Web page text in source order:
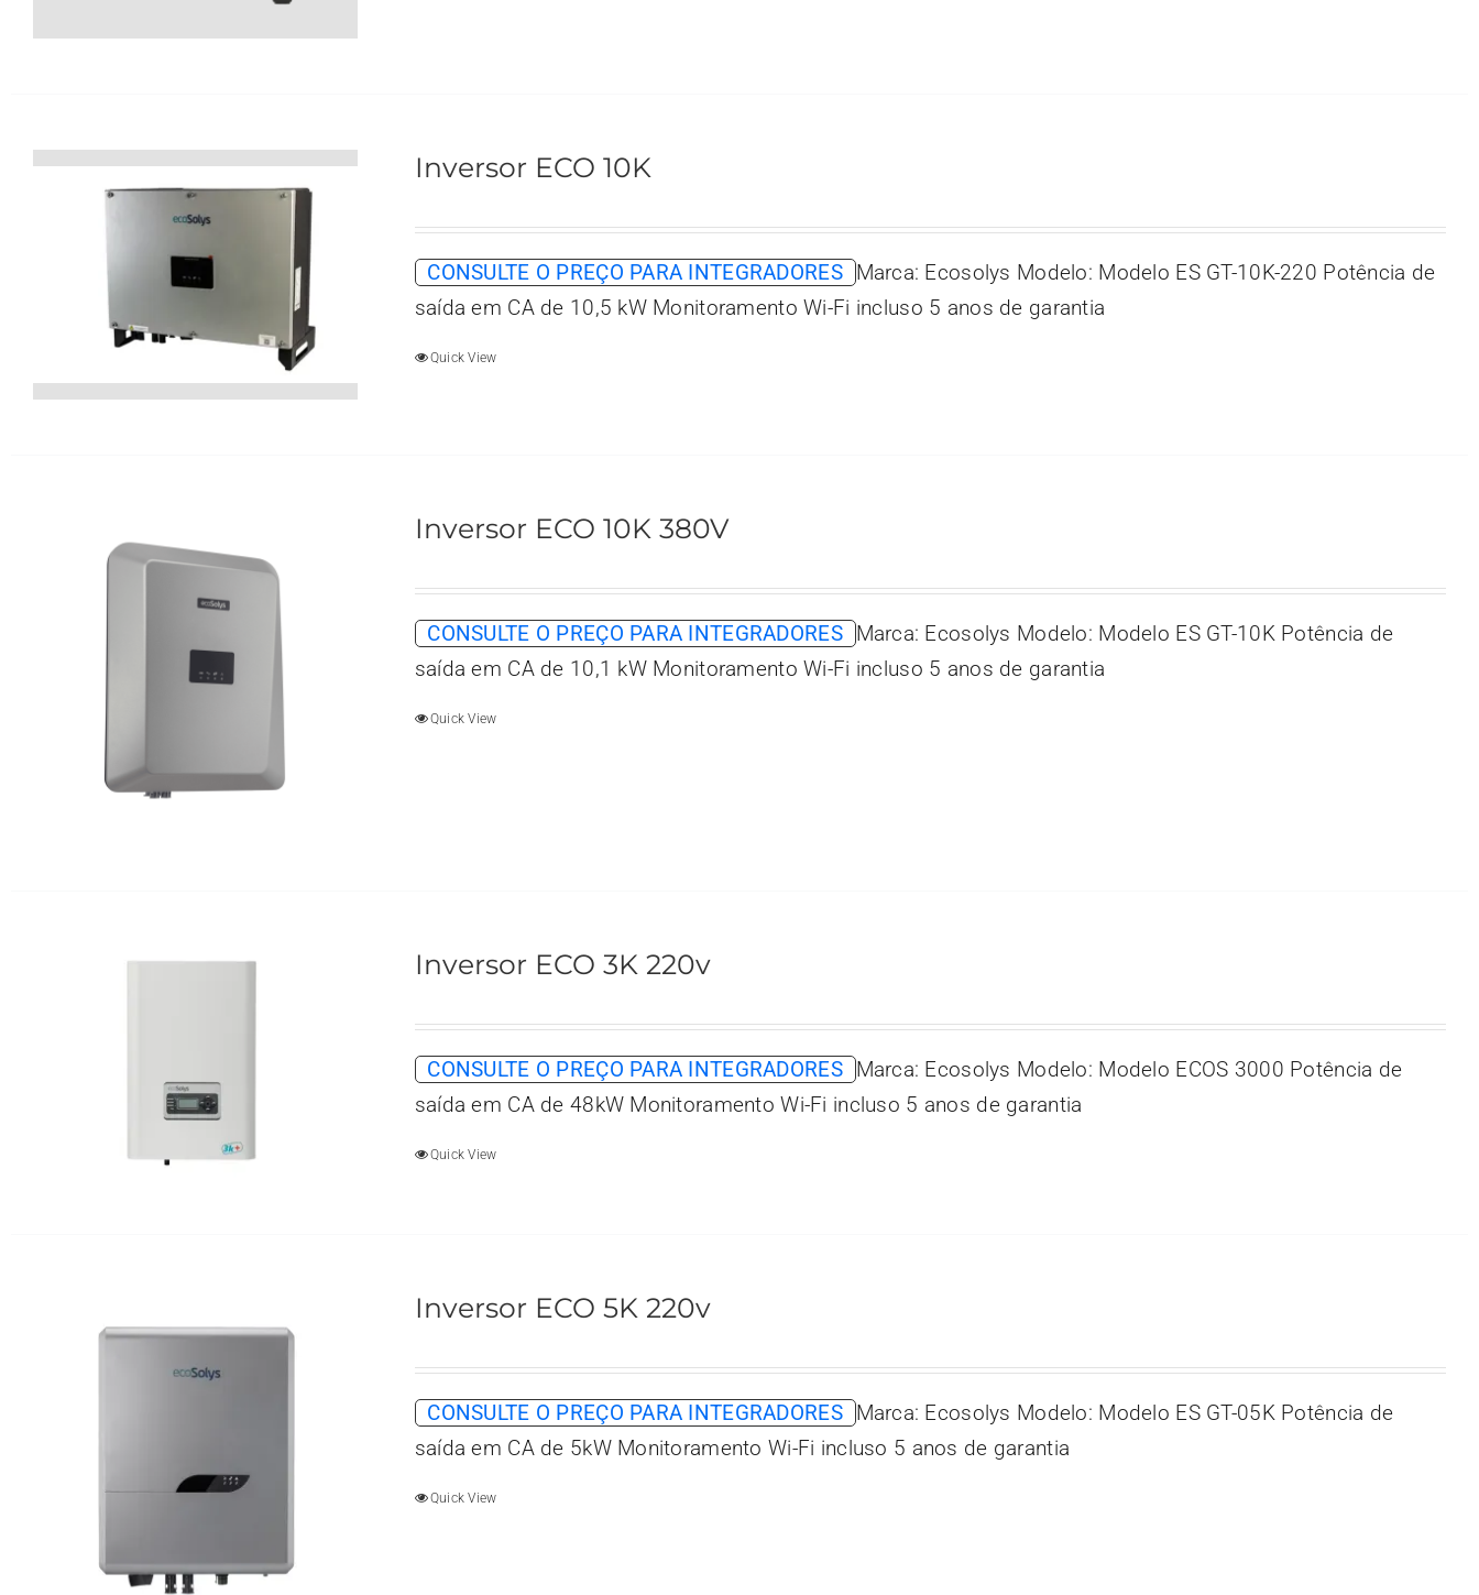
Inversor ECO 10K
CONSULTE O PREÇO PARA INTEGRADORES Marca: Ecosolys Modelo: Modelo ES GT-10K-220 Potência de
saída em CA de 10,5 kW Monitoramento Wi-Fi incluso 5 anos de garantia
Quick View
Inversor ECO 10K 380V
CONSULTE O PREÇO PARA INTEGRADORES Marca: Ecosolys Modelo: Modelo ES GT-10K Potência de
saída em CA de 10,1 kW Monitoramento Wi-Fi incluso 5 anos de garantia
Quick View
Inversor ECO 3K 220v
CONSULTE O PREÇO PARA INTEGRADORES Marca: Ecosolys Modelo: Modelo ECOS 3000 Potência de
saída em CA de 48kW Monitoramento Wi-Fi incluso 5 anos de garantia
Quick View
Inversor ECO 5K 220v
CONSULTE O PREÇO PARA INTEGRADORES Marca: Ecosolys Modelo: Modelo ES GT-05K Potência de
saída em CA de 5kW Monitoramento Wi-Fi incluso 5 anos de garantia
Quick View